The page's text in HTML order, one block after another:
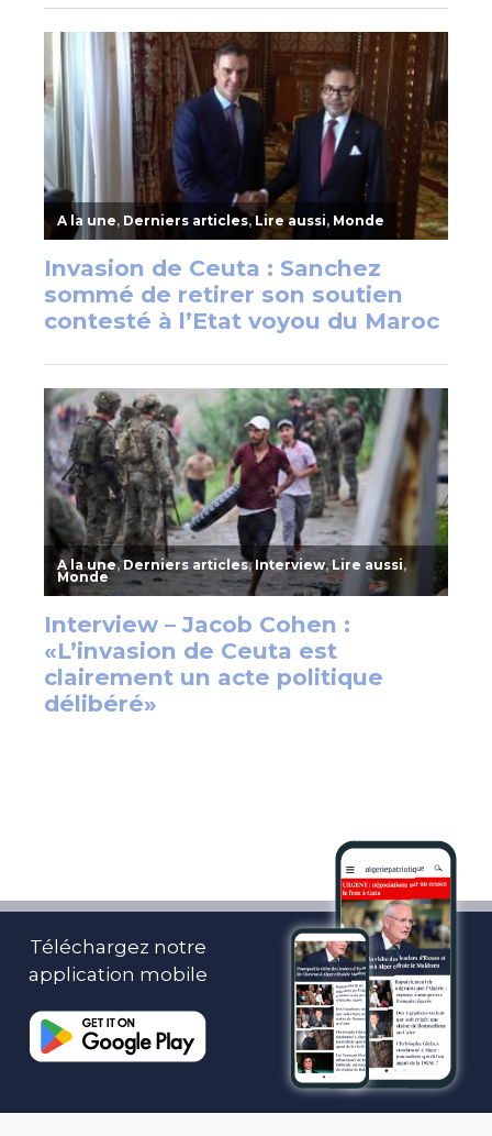
Téléchargez notre
application mobile